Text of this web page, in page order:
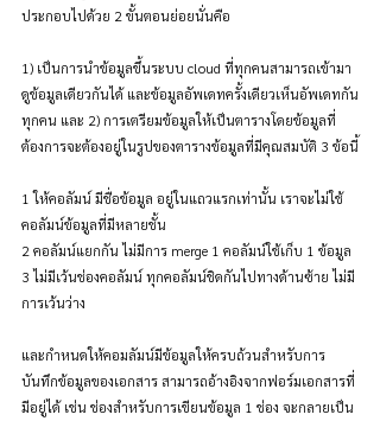
ประกอบไปด้วย 2 ขั้นตอนย่อยนั่นคือ
1) เป็นการนำข้อมูลขึ้นระบบ cloud ที่ทุกคนสามารถเข้ามา
ดูข้อมูลเดียวกันได้ และข้อมูลอัพเดทครั้งเดียวเห็นอัพเดทกัน
ทุกคน และ 2) การเตรียมข้อมูลให้เป็นตารางโดยข้อมูลที่
ต้องการจะต้องอยู่ในรูปของตารางข้อมูลที่มีคุณสมบัติ 3 ข้อนี้
1 ให้คอลัมน์ มีชื่อข้อมูล อยู่ในแถวแรกเท่านั้น เราจะไม่ใช้
คอลัมน์ข้อมูลที่มีหลายชั้น
2 คอลัมน์แยกกัน ไม่มีการ merge 1 คอลัมน์ใช้เก็บ 1 ข้อมูล
3 ไม่มีเว้นช่องคอลัมน์ ทุกคอลัมน์ชิดกันไปทางด้านซ้าย ไม่มี
การเว้นว่าง
และกำหนดให้คอมลัมน์มีข้อมูลให้ครบถ้วนสำหรับการ
บันทึกข้อมูลของเอกสาร สามารถอ้างอิงจากฟอร์มเอกสารที่
มีอยู่ได้ เช่น ช่องสำหรับการเขียนข้อมูล 1 ช่อง จะกลายเป็น